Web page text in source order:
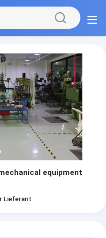
equipment
Lieferant